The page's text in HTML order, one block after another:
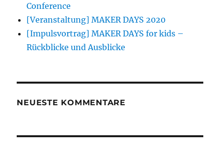
Conference
[Veranstaltung] MAKER DAYS 2020
[Impulsvortrag] MAKER DAYS for kids –
Rückblicke und Ausblicke
NEUESTE KOMMENTARE